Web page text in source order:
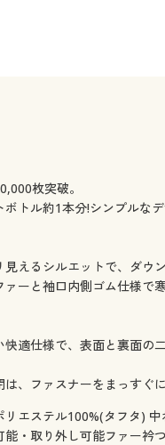
枚突破。
トル約1本分!シンプルな
見えるシルエットで、ダウ
ーと袖口内側ゴム仕様で寒
適仕様で、表面と裏面の
、ファスナーをまっすぐ
エステル100%(タフタ)
・取り外し可能ファー衿